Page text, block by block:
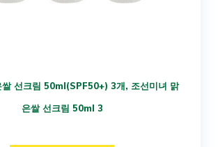
쌀 선크림 50ml(SPF50+) 3개, 조선미녀 맑
은쌀 선크림 50ml 3